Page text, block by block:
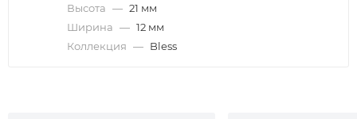
Высота — 21 мм
Ширина — 12 мм
Коллекция — Bless